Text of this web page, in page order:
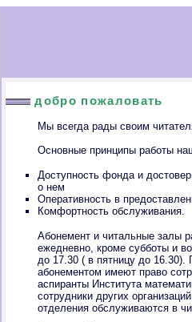
добро пожаловать
Мы всегда рады своим
Основные принципы работы
Доступность фонда и
о нем
Оперативность в
Комфортность обслуживания.
Абонемент и читальные залы
ежедневно, кроме субботы и
до 17.30 ( в пятницу до 16.30).
абонементом имеют право
аспиранты Института
сотрудники других
отделения обслуживаются в